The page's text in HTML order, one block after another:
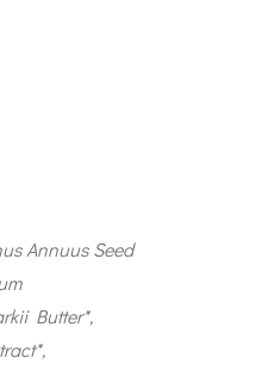
Annuus Seed
Butter*,